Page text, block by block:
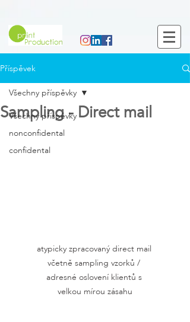
Příspěvek
Všechny příspěvky
nonconfidental
confidental
Všechny příspěvky
Sampling - Direct mail
atypicky zpracovaný direct mail
včetně sampling vzorků /
adresné oslovení klientů s
velkou mírou zásahu